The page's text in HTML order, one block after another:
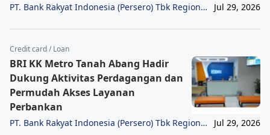
PT. Bank Rakyat Indonesia (Persero) Tbk Region
Jul 29, 2026
Credit card / Loan
BRI KK Metro Tanah Abang Hadir
Dukung Aktivitas Perdagangan dan
Permudah Akses Layanan
Perbankan
PT. Bank Rakyat Indonesia (Persero) Tbk Region
Jul 29, 2026